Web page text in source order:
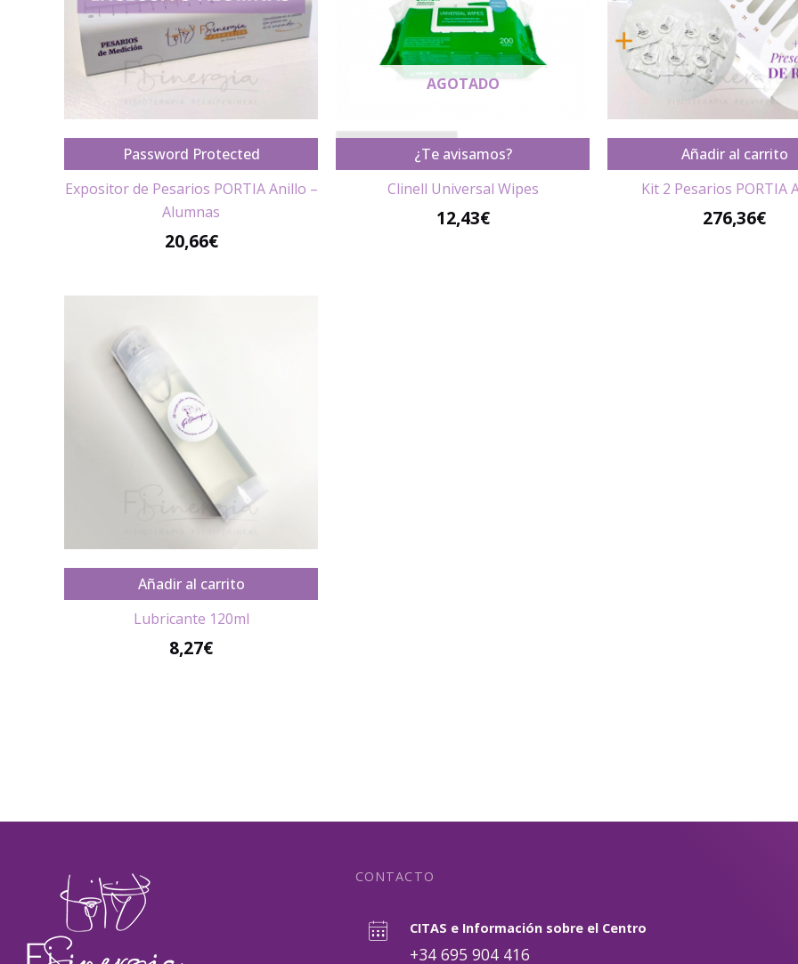
Password Protected
Expositor de Pesarios PORTIA Anillo –
Alumnas
20,66€
A G O T A D O
AGOTADO
¿Te avisamos?
Clinell Universal Wipes
12,43€
Añadir al carrito
Kit 2 Pesarios PORTIA
276,36€
Añadir al carrito
Lubricante 120ml
8,27€
CONTACTO
CITAS e Información sobre el Centro
+34 695 904 416